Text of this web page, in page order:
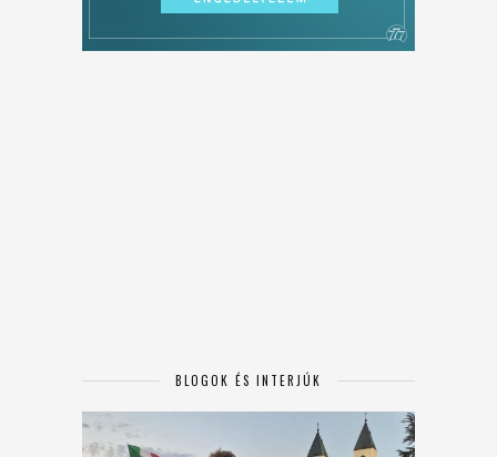
BLOGOK ÉS INTERJÚK